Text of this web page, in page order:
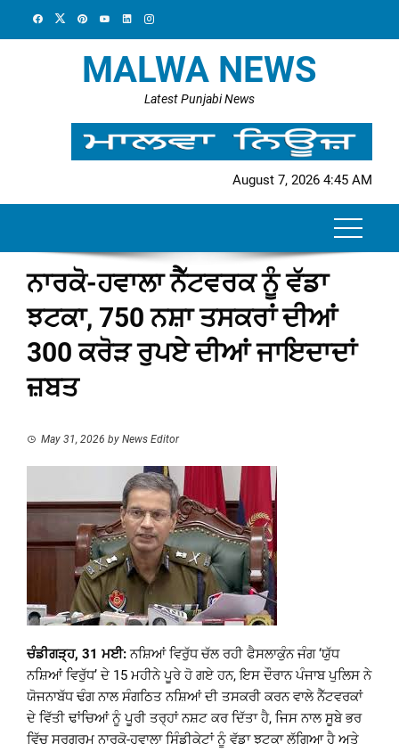
MALWA NEWS
Latest Punjabi News
August 7, 2026 4:45 AM
ਨਾਰਕੋ-ਹਵਾਲਾ ਨੈੱਟਵਰਕ ਨੂੰ ਵੱਡਾ
ਝਟਕਾ, 750 ਨਸ਼ਾ ਤਸਕਰਾਂ ਦੀਆਂ
300 ਕਰੋੜ ਰੁਪਏ ਦੀਆਂ ਜਾਇਦਾਦਾਂ
ਜ਼ਬਤ
May 31, 2026 by News Editor
ਚੰਡੀਗੜ੍ਹ, 31 ਮਈ:ਨਸ਼ਿਆਂ ਵਿਰੁੱਧ ਚੱਲ ਰਹੀ ਫੈਸਲਾਕੁੰਨ ਜੰਗ ‘ਯੁੱਧ
ਨਸ਼ਿਆਂ ਵਿਰੁੱਧ’ ਦੇ 15 ਮਹੀਨੇ ਪੂਰੇ ਹੋ ਗਏ ਹਨ, ਇਸ ਦੌਰਾਨ ਪੰਜਾਬ ਪੁਲਿਸ ਨੇ
ਯੋਜਨਾਬੱਧ ਢੰਗ ਨਾਲ ਸੰਗਠਿਤ ਨਸ਼ਿਆਂ ਦੀ ਤਸਕਰੀ ਕਰਨ ਵਾਲੇ ਨੈੱਟਵਰਕਾਂ
ਦੇ ਵਿੱਤੀ ਢਾਂਚਿਆਂ ਨੂੰ ਪੂਰੀ ਤਰ੍ਹਾਂ ਨਸ਼ਟ ਕਰ ਦਿੱਤਾ ਹੈ, ਜਿਸ ਨਾਲ ਸੂਬੇ ਭਰ
ਵਿੱਚ ਸਰਗਰਮ ਨਾਰਕੋ-ਹਵਾਲਾ ਸਿੰਡੀਕੇਟਾਂ ਨੂੰ ਵੱਡਾ ਝਟਕਾ ਲੱਗਿਆ ਹੈ ਅਤੇ